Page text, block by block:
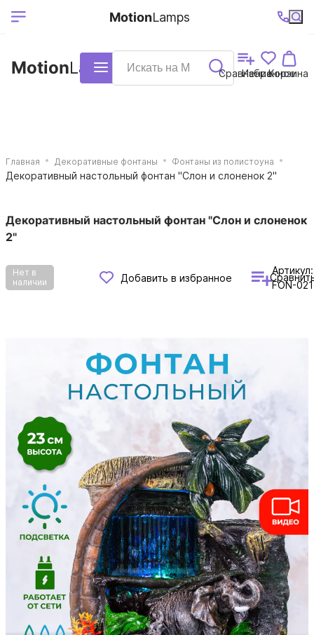
Ваш регион
Выберите ваш
+7 (495)740-
38-68
График
работы
MotionLamps Каталог Сравнение
Избранное
Корзина
MotionLamps
Главная Декоративные фонтаны Фонтаны из полистоуна
Декоративный настольный фонтан "Слон и слоненок 2"
Декоративный настольный фонтан "Слон и слоненок
2"
Нет в
наличии
Добавить в избранное
Артикул:
FON-021